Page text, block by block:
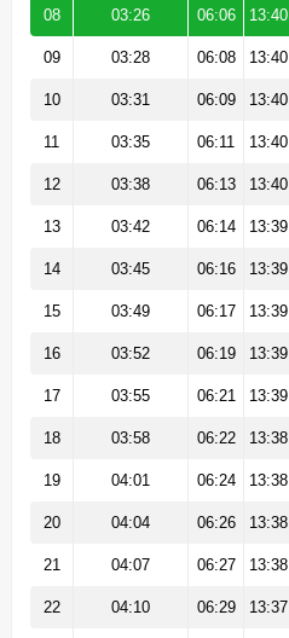
08 03:26 06:06 13:40
09 03:28 06:08 13:40
10 03:31 06:09 13:40
11 03:35 06:11 13:40
12 03:38 06:13 13:40
13 03:42 06:14 13:39
14 03:45 06:16 13:39
15 03:49 06:17 13:39
16 03:52 06:19 13:39
17 03:55 06:21 13:39
18 03:58 06:22 13:38
19 04:01 06:24 13:38
20 04:04 06:26 13:38
21 04:07 06:27 13:38
22 04:10 06:29 13:37